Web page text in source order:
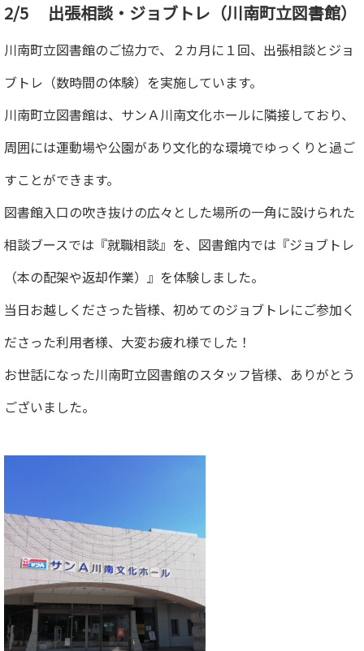
2/5 出張相談・ジョブトレ （川南町立図書館）
川南町立図書館のご協力で、２カ月に１回、出張相談とジョ
ブトレ（数時間の体験）を実施しています。
川南町立図書館は、サンＡ川南文化ホールに隣接しており、
周囲には運動場や公園があり文化的な環境でゆっくりと過ご
すことができます。
図書館入口の吹き抜けの広々とした場所の一角に設けられた
相談ブースでは『就職相談』を、図書館内では『ジョブトレ
（本の配架や返却作業）』を体験しました。
当日お越しくださった皆様、初めてのジョブトレにご参加く
ださった利用者様、大変お疲れ様でした！
お世話になった川南町立図書館のスタッフ皆様、ありがとう
ございました。